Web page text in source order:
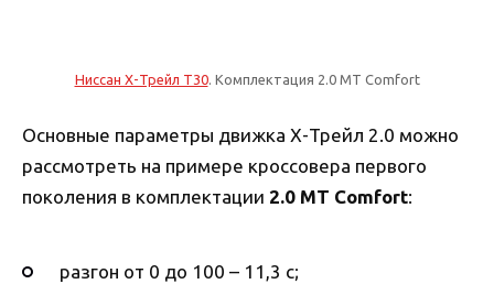
Ниссан Х-Трейл T30. Комплектация 2.0 MT Comfort
Основные параметры движка Х-Трейл 2.0 можно
рассмотреть на примере кроссовера первого
поколения в комплектации 2.0 MT Comfort:
разгон от 0 до 100 – 11,3 с;